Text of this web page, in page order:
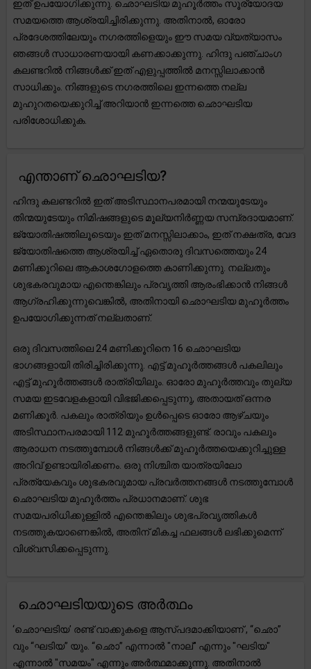
ഇത് ഉപയോഗിക്കുന്നു. ഛൊഘടിയ മുഹൂർത്തം സൂര്യോദയ
സമയത്തെ ആശ്രയിച്ചിരിക്കുന്നു. അതിനാൽ, ഓരോ
പ്രദേശത്തിലേയും നഗരത്തിളെയും ഈ സമയ വ്യത്യാസം
ഞങ്ങൾ സാധാരണയായി കണക്കാക്കുന്നു. ഹിന്ദു പഞ്ചാംഗ
കലണ്ടറിൽ നിങ്ങൾക്ക് ഇത് എളുപ്പത്തിൽ മനസ്സിലാക്കാൻ
സാധിക്കും. നിങ്ങളുടെ നഗരത്തിലെ ഇന്നത്തെ നല്ല
മുഹുറതയെക്കുറിച്ച് അറിയാൻ ഇന്നത്തെ ഛൊഘടിയ
പരിശോധിക്കുക.
എന്താണ് ഛൊഘടിയ?
ഹിന്ദു കലണ്ടറിൽ ഇത് അടിസ്ഥാനപരമായി നന്മയുടേയും
തിന്മയുടേയും നിമിഷങ്ങളുടെ മൂല്യനിർണ്ണയ സമ്പ്രദായമാണ്.
ജ്യോതിഷത്തിലൂടെയും ഇത് മനസ്സിലാക്കാം, ഇത് നക്ഷത്ര, വേദ
ജ്യോതിഷത്തെ ആശ്രയിച്ച് ഏതൊരു ദിവസത്തെയും 24
മണിക്കൂറിലെ ആകാശഗോളത്തെ കാണിക്കുന്നു. നല്ലതും
ശുഭകരവുമായ എന്തെങ്കിലും പ്രവൃത്തി ആരംഭിക്കാൻ നിങ്ങൾ
ആഗ്രഹിക്കുന്നുവെങ്കിൽ, അതിനായി ഛൊഘടിയ മുഹൂർത്തം
ഉപയോഗിക്കുന്നത് നല്ലതാണ്.
ഒരു ദിവസത്തിലെ 24 മണിക്കൂറിനെ 16 ഛൊഘടിയ
ഭാഗങ്ങളായി തിരിച്ചിരിക്കുന്നു. എട്ട് മുഹൂർത്തങ്ങൾ പകലിലും
എട്ട് മുഹൂർത്തങ്ങൾ രാത്രിയിലും. ഓരോ മുഹൂർത്തവും തുല്യ
സമയ ഇടവേളകളായി വിഭജിക്കപ്പെടുന്നു, അതായത് ഒന്നര
മണിക്കൂർ. പകലും രാത്രിയും ഉൾപ്പെടെ ഓരോ ആഴ്ചയും
അടിസ്ഥാനപരമായി 112 മുഹൂർത്തങ്ങളുണ്ട്. രാവും പകലും
ആരാധന നടത്തുമ്പോൾ നിങ്ങൾക്ക് മുഹൂർത്തയെക്കുറിച്ചുള്ള
അറിവ് ഉണ്ടായിരിക്കണം. ഒരു നിശ്ചിത യാത്രയിലോ
പ്രത്യേകവും ശുഭകരവുമായ പ്രവർത്തനങ്ങൾ നടത്തുമ്പോൾ
ഛൊഘടിയ മുഹൂർത്തം പ്രധാനമാണ്. ശുഭ
സമയപരിധിക്കുള്ളിൽ എന്തെങ്കിലും ശുഭപ്രവൃത്തികൾ
നടത്തുകയാണെങ്കിൽ, അതിന് മികച്ച ഫലങ്ങൾ ലഭിക്കുമെന്ന്
വിശ്വസിക്കപ്പെടുന്നു.
ഛൊഘടിയയുടെ അർത്ഥം
‘ഛൊഘടിയ’ രണ്ട് വാക്കുകളെ ആസ്പദമാക്കിയാണ് , “ഛൊ”
വും “ഘടിയ” യും. “ഛൊ” എന്നാൽ "നാല്" എന്നും "ഘടിയ"
എന്നാൽ "സമയം" എന്നും അർത്ഥമാക്കുന്നു. അതിനാൽ